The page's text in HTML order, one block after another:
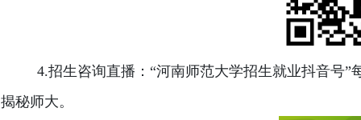
4.招生咨询直播：“河南师范大学招生就业抖音号”
揭秘师大。